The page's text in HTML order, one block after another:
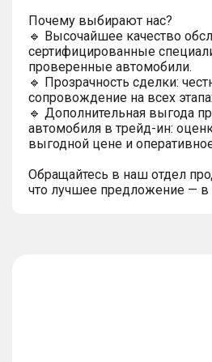
Почему выбирают нас?
🔹 Высочайшее качество
сертифицированные
проверенные автомобили.
🔹 Прозрачность сделки:
сопровождение на всех
🔹 Дополнительная выгода
автомобиля в трейд-ин:
выгодной цене и
Обращайтесь в наш отдел
что лучшее предложение —